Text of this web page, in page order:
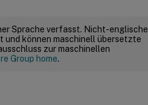
Sprache verfasst. Nicht-englische
und können maschinell übersetzte
zur maschinellen
Group home.